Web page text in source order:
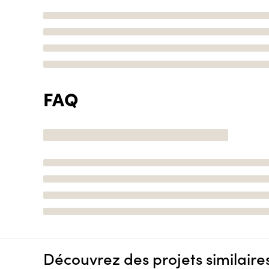
FAQ
Découvrez des projets